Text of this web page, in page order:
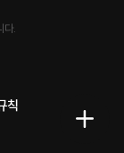
메
다.
칙